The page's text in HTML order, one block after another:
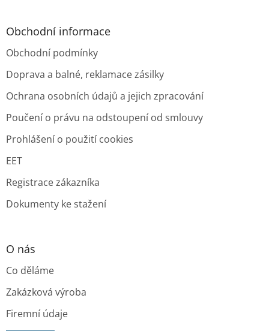
Obchodní informace
Obchodní podmínky
Doprava a balné, reklamace zásilky
Ochrana osobních údajů a jejich zpracování
Poučení o právu na odstoupení od smlouvy
Prohlášení o použití cookies
EET
Registrace zákazníka
Dokumenty ke stažení
O nás
Co děláme
Zakázková výroba
Firemní údaje